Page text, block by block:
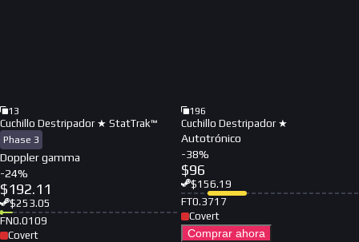
13
Cuchillo Destripador ★ StatTrak™
Phase 3
Doppler gamma
-24%
$192.11
$253.05
FN0.0109
Covert
196
Cuchillo Destripador ★
Autotrónico
-38%
$96
$156.19
FT0.3717
Covert
Comprar ahora